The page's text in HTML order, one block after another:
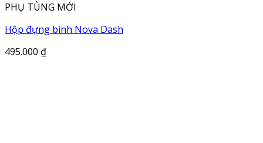
PHỤ TÙNG MỚI
Hộp đựng bình Nova Dash
495.000 ₫